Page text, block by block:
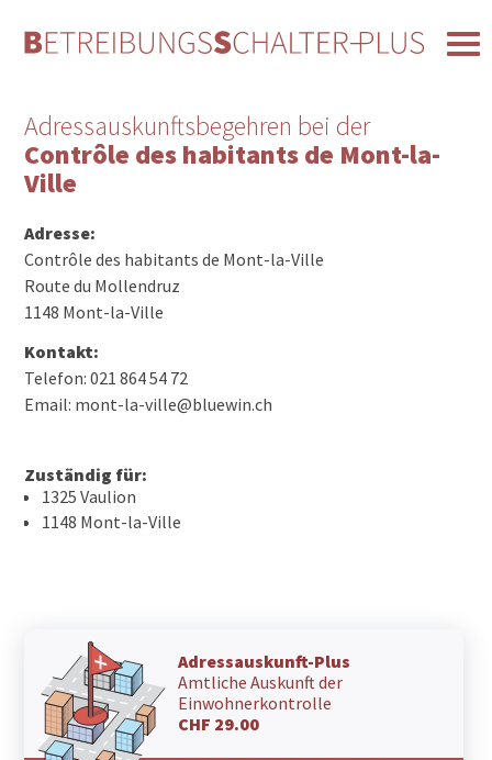
Adressauskunftsbegehren bei der
Contrôle des habitants de Mont-la-
Ville
Adresse:
Contrôle des habitants de Mont-la-Ville
Route du Mollendruz
1148 Mont-la-Ville
Kontakt:
Telefon: 021 864 54 72
Email: mont-la-ville@bluewin.ch
Zuständig für:
1325 Vaulion
1148 Mont-la-Ville
Adressauskunft-Plus
Amtliche Auskunft der
Einwohnerkontrolle
CHF 29.00